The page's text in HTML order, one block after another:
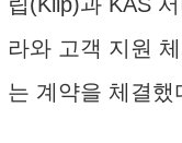
라와 고객 지원
는 계약을 체결했